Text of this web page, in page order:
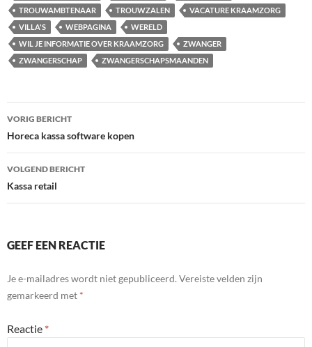
TROUWAMBTENAAR
TROUWZALEN
VACATURE KRAAMZORG
VILLA'S
WEBPAGINA
WERELD
WIL JE INFORMATIE OVER KRAAMZORG
ZWANGER
ZWANGERSCHAP
ZWANGERSCHAPSMAANDEN
Bericht
navigatie
VORIG BERICHT
Horeca kassa software kopen
VOLGEND BERICHT
Kassa retail
GEEF EEN REACTIE
Je e-mailadres wordt niet gepubliceerd. Vereiste velden zijn
gemarkeerd met *
Reactie *